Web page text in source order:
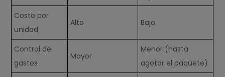
Costo por
unidad
Alto Bajo
Control de
gastos
Mayor
Menor (hasta
agotar el paquete)